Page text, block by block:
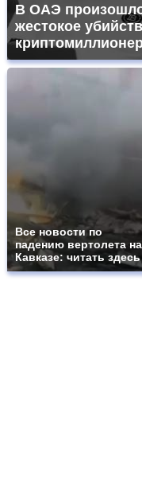
В ОАЭ
жестокое
Все новости по
падению вертолета на
Кавказе: читать здесь